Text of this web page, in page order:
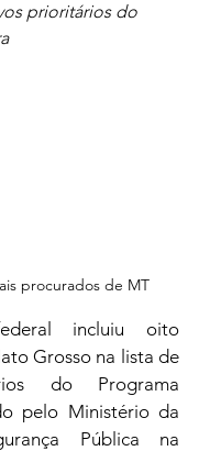
prioritários do
procurados de MT
incluiu oito
Grosso na lista de
do Programa
pelo Ministério da
Pública na